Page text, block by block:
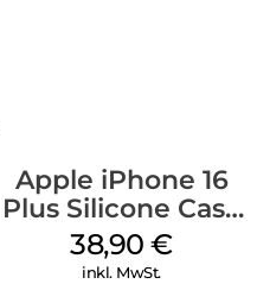
Apple iPhone 16
Plus Silicone Case
MagSafe Denim
38,90€
inkl. MwSt.